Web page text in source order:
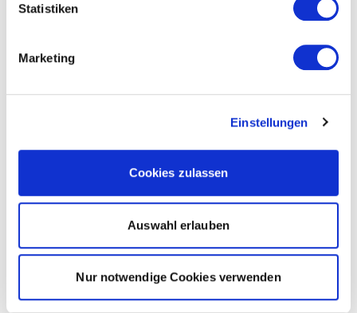
Statistiken
Marketing
Einstellungen
Cookies zulassen
Auswahl erlauben
Nur notwendige Cookies verwenden